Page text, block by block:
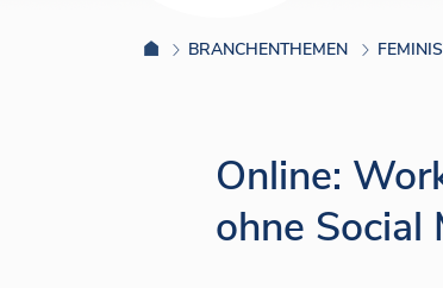
BRANCHENTHEMEN
Online:
ohne Social